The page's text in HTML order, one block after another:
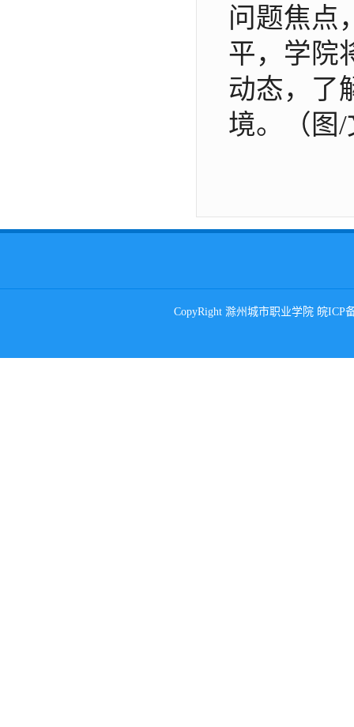
问题焦点
平，学院
动态，了
境。（图/
CopyRight 滁州城市职业学院 皖ICP